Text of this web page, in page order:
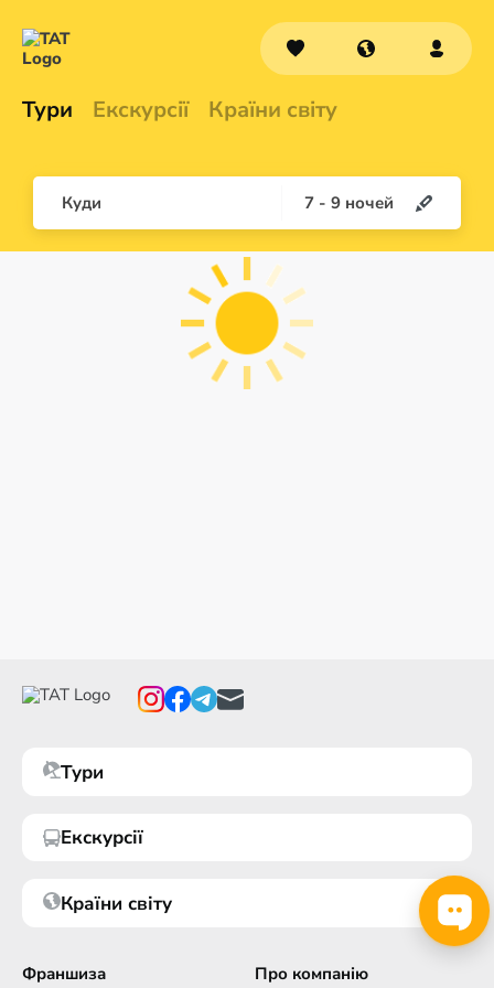
Тури Екскурсії Країни світу
Куди 7 - 9 ночей
Тури
Екскурсії
Країни світу
Франшиза
Про компанію